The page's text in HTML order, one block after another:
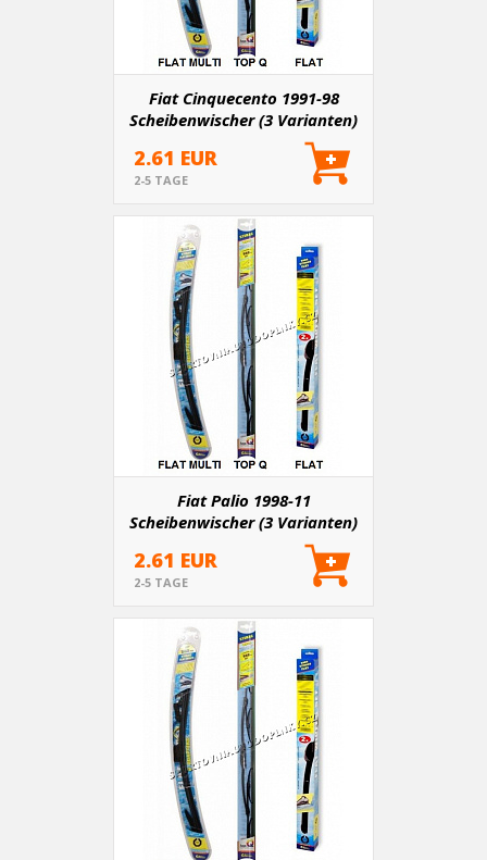
Fiat Cinquecento 1991-98
Scheibenwischer (3 Varianten)
2.61 EUR
2-5 TAGE
Fiat Palio 1998-11
Scheibenwischer (3 Varianten)
2.61 EUR
2-5 TAGE